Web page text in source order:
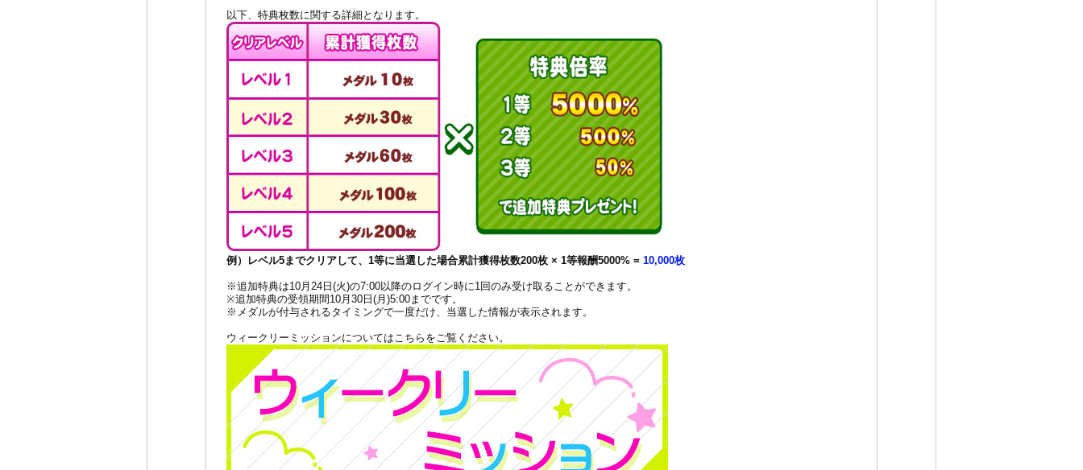
以下、特典枚数に関する詳細となります。
例）レベル5までクリアして、1等に当選した場合累計獲得枚数200枚 × 1等報酬5000% = 10,000枚
※追加特典は10月24日(火)の7:00以降のログイン時に1回のみ受け取ることができます。
※追加特典の受領期間10月30日(月)5:00までです。
※メダルが付与されるタイミングで一度だけ、当選した情報が表示されます。
ウィークリーミッションについてはこちらをご覧ください。